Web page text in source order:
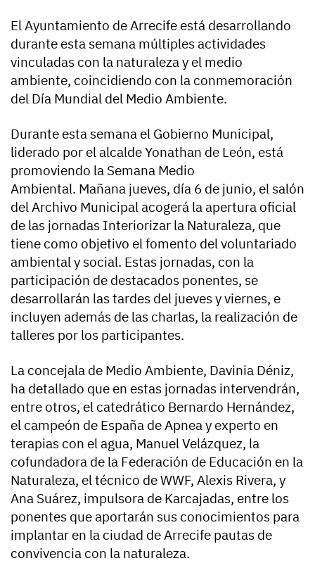
El Ayuntamiento de Arrecife está desarrollando
durante esta semana múltiples actividades
vinculadas con la naturaleza y el medio
ambiente, coincidiendo con la conmemoración
del Día Mundial del Medio Ambiente.
Durante esta semana el Gobierno Municipal,
liderado por el alcalde Yonathan de León, está
promoviendo la Semana Medio
Ambiental. Mañana jueves, día 6 de junio, el salón
del Archivo Municipal acogerá la apertura oficial
de las jornadas Interiorizar la Naturaleza, que
tiene como objetivo el fomento del voluntariado
ambiental y social. Estas jornadas, con la
participación de destacados ponentes, se
desarrollarán las tardes del jueves y viernes, e
incluyen además de las charlas, la realización de
talleres por los participantes.
La concejala de Medio Ambiente, Davinia Déniz,
ha detallado que en estas jornadas intervendrán,
entre otros, el catedrático Bernardo Hernández,
el campeón de España de Apnea y experto en
terapias con el agua, Manuel Velázquez, la
cofundadora de la Federación de Educación en la
Naturaleza, el técnico de WWF, Alexis Rivera, y
Ana Suárez, impulsora de Karcajadas, entre los
ponentes que aportarán sus conocimientos para
implantar en la ciudad de Arrecife pautas de
convivencia con la naturaleza.